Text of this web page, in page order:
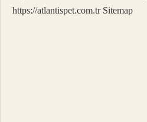
Gerekir
https://atlantispet.com.tr Sitemap